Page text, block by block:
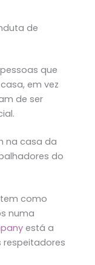
de
que
em vez
de ser
na casa da
do
como
numa
está a
respeitadores